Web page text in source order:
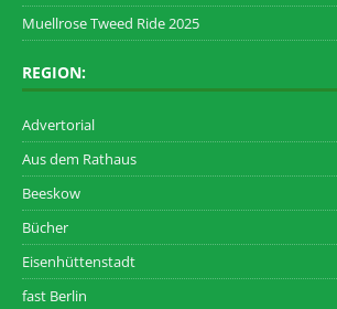
Muellrose Tweed Ride 2025
REGION:
Advertorial
Aus dem Rathaus
Beeskow
Bücher
Eisenhüttenstadt
fast Berlin